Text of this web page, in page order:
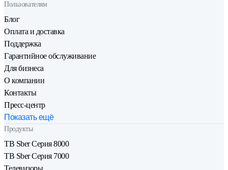
Пользователям
Блог
Оплата и доставка
Поддержка
Гарантийное обслуживание
Для бизнеса
О компании
Контакты
Пресс-центр
Показать ещё
Продукты
ТВ Sber Серия 8000
ТВ Sber Серия 7000